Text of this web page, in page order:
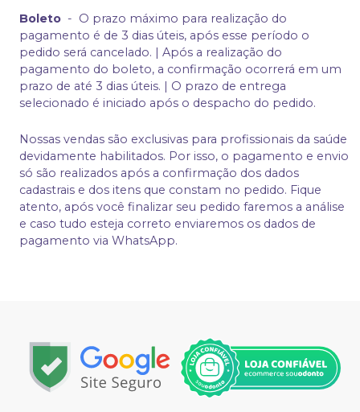
Boleto - O prazo máximo para realização do
pagamento é de 3 dias úteis, após esse período o
pedido será cancelado. | Após a realização do
pagamento do boleto, a confirmação ocorrerá em um
prazo de até 3 dias úteis. | O prazo de entrega
selecionado é iniciado após o despacho do pedido.
Nossas vendas são exclusivas para profissionais da saúde
devidamente habilitados. Por isso, o pagamento e envio
só são realizados após a confirmação dos dados
cadastrais e dos itens que constam no pedido. Fique
atento, após você finalizar seu pedido faremos a análise
e caso tudo esteja correto enviaremos os dados de
pagamento via WhatsApp.